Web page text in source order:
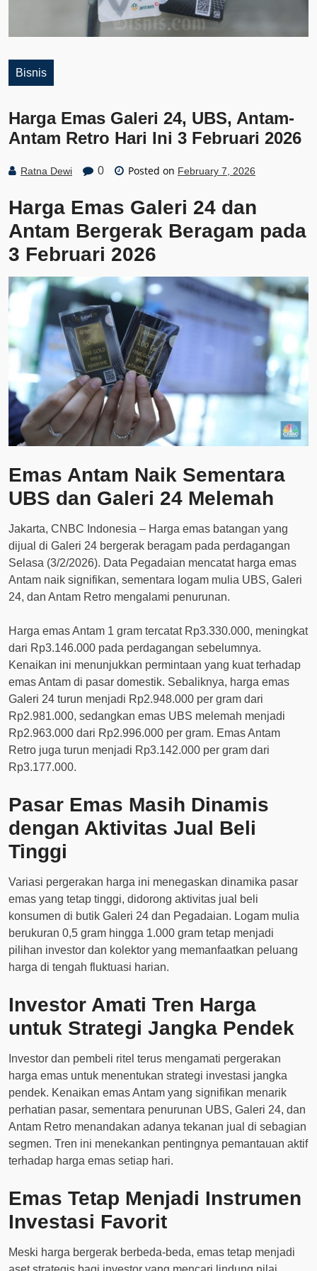
Bisnis
Harga Emas Galeri 24, UBS, Antam-
Antam Retro Hari Ini 3 Februari 2026
Ratna Dewi 0 Posted on February 7, 2026
Harga Emas Galeri 24 dan
Antam Bergerak Beragam pada
3 Februari 2026
Emas Antam Naik Sementara
UBS dan Galeri 24 Melemah
Jakarta, CNBC Indonesia – Harga emas batangan yang
dijual di Galeri 24 bergerak beragam pada perdagangan
Selasa (3/2/2026). Data Pegadaian mencatat harga emas
Antam naik signifikan, sementara logam mulia UBS, Galeri
24, dan Antam Retro mengalami penurunan.
Harga emas Antam 1 gram tercatat Rp3.330.000, meningkat
dari Rp3.146.000 pada perdagangan sebelumnya.
Kenaikan ini menunjukkan permintaan yang kuat terhadap
emas Antam di pasar domestik. Sebaliknya, harga emas
Galeri 24 turun menjadi Rp2.948.000 per gram dari
Rp2.981.000, sedangkan emas UBS melemah menjadi
Rp2.963.000 dari Rp2.996.000 per gram. Emas Antam
Retro juga turun menjadi Rp3.142.000 per gram dari
Rp3.177.000.
Pasar Emas Masih Dinamis
dengan Aktivitas Jual Beli
Tinggi
Variasi pergerakan harga ini menegaskan dinamika pasar
emas yang tetap tinggi, didorong aktivitas jual beli
konsumen di butik Galeri 24 dan Pegadaian. Logam mulia
berukuran 0,5 gram hingga 1.000 gram tetap menjadi
pilihan investor dan kolektor yang memanfaatkan peluang
harga di tengah fluktuasi harian.
Investor Amati Tren Harga
untuk Strategi Jangka Pendek
Investor dan pembeli ritel terus mengamati pergerakan
harga emas untuk menentukan strategi investasi jangka
pendek. Kenaikan emas Antam yang signifikan menarik
perhatian pasar, sementara penurunan UBS, Galeri 24, dan
Antam Retro menandakan adanya tekanan jual di sebagian
segmen. Tren ini menekankan pentingnya pemantauan aktif
terhadap harga emas setiap hari.
Emas Tetap Menjadi Instrumen
Investasi Favorit
Meski harga bergerak berbeda-beda, emas tetap menjadi